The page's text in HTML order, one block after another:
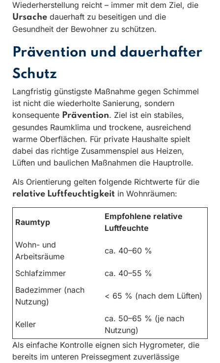
Wiederherstellung reicht – immer mit dem Ziel, die
Ursache dauerhaft zu beseitigen und die
Gesundheit der Bewohner zu schützen.
Prävention und dauerhafter
Schutz
Langfristig günstigste Maßnahme gegen Schimmel
ist nicht die wiederholte Sanierung, sondern
konsequente Prävention. Ziel ist ein stabiles,
gesundes Raumklima und trockene, ausreichend
warme Oberflächen. Für private Haushalte spielt
dabei das richtige Zusammenspiel aus Heizen,
Lüften und baulichen Maßnahmen die Hauptrolle.
Als Orientierung gelten folgende Richtwerte für die
relative Luftfeuchtigkeit in Wohnräumen:
Raumtyp
Empfohlene relative
Luftfeuchte
Wohn- und
Arbeitsräume
ca. 40–60 %
Schlafzimmer
ca. 40–55 %
Badezimmer (nach
Nutzung)
< 65 % (nach dem Lüften)
Keller
ca. 50–65 % (je nach
Nutzung)
Als einfache Kontrolle eignen sich Hygrometer, die
bereits im unteren Preissegment zuverlässige